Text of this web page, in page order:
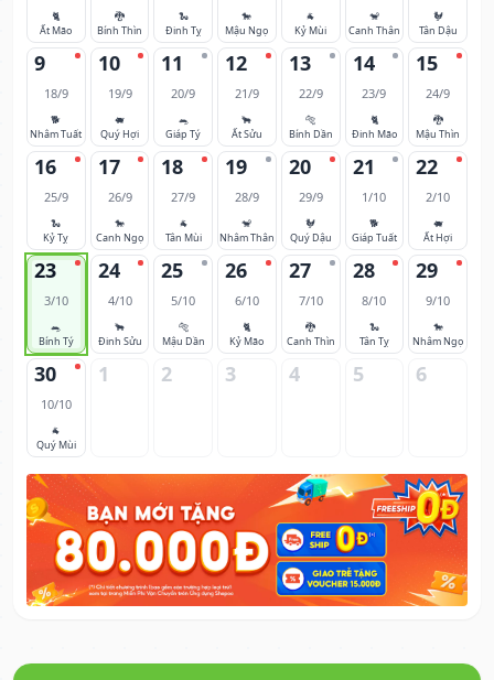
🐈
Ất Mão
🐉
Bính Thìn
🐍
Đinh Tỵ
🐎
Mậu Ngọ
🐐
Kỷ Mùi
🐒
Canh Thân
🐓
Tân Dậu
9
18/9
🐕
Nhâm Tuất
10
19/9
🐖
Quý Hợi
11
20/9
🐀
Giáp Tý
12
21/9
🐂
Ất Sửu
13
22/9
🐅
Bính Dần
14
23/9
🐈
Đinh Mão
15
24/9
🐉
Mậu Thìn
16
25/9
🐍
Kỷ Tỵ
17
26/9
🐎
Canh Ngọ
18
27/9
🐐
Tân Mùi
19
28/9
🐒
Nhâm Thân
20
29/9
🐓
Quý Dậu
21
1/10
🐕
Giáp Tuất
22
2/10
🐖
Ất Hợi
23
3/10
🐀
Bính Tý
24
4/10
🐂
Đinh Sửu
25
5/10
🐅
Mậu Dần
26
6/10
🐈
Kỷ Mão
27
7/10
🐉
Canh Thìn
28
8/10
🐍
Tân Tỵ
29
9/10
🐎
Nhâm Ngọ
30
10/10
🐐
Quý Mùi
1 2 3 4 5 6